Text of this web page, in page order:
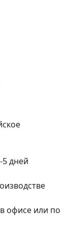
5 дней
офисе или по